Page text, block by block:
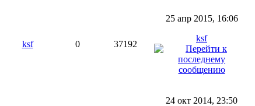
ksf 0 37192
25 апр 2015, 16:06
ksf
24 окт 2014, 23:50